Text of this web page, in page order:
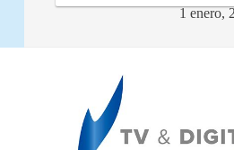
1 enero,